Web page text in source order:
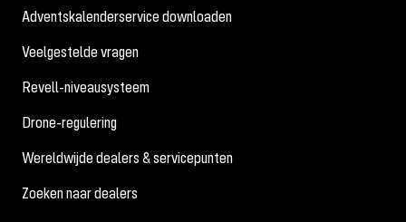
Adventskalenderservice downloaden
Veelgestelde vragen
Revell-niveausysteem
Drone-regulering
Wereldwijde dealers & servicepunten
Zoeken naar dealers